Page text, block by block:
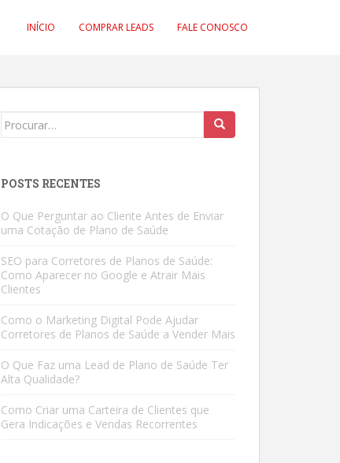
INÍCIO COMPRAR LEADS FALE CONOSCO
Search
POSTS RECENTES
O Que Perguntar ao Cliente Antes de Enviar
uma Cotação de Plano de Saúde
SEO para Corretores de Planos de Saúde:
Como Aparecer no Google e Atrair Mais
Clientes
Como o Marketing Digital Pode Ajudar
Corretores de Planos de Saúde a Vender Mais
O Que Faz uma Lead de Plano de Saúde Ter
Alta Qualidade?
Como Criar uma Carteira de Clientes que
Gera Indicações e Vendas Recorrentes